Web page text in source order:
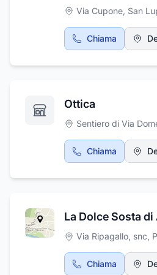
L'impresa coniuga una
esperienza,
primario livello e si
struttura aziendale.
e sulla serietà,
Via Cupone, San
Chiama
Ottica
Sentiero di Via
Chiama
Via Ripagallo, snc,
Chiama